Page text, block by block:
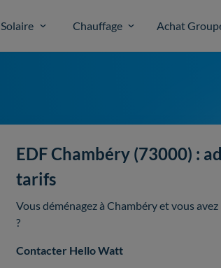
Solaire Chauffage Achat
EDF Chambéry (73000) :
tarifs
Vous déménagez à Chambéry et vous
?
Contacter Hello Watt